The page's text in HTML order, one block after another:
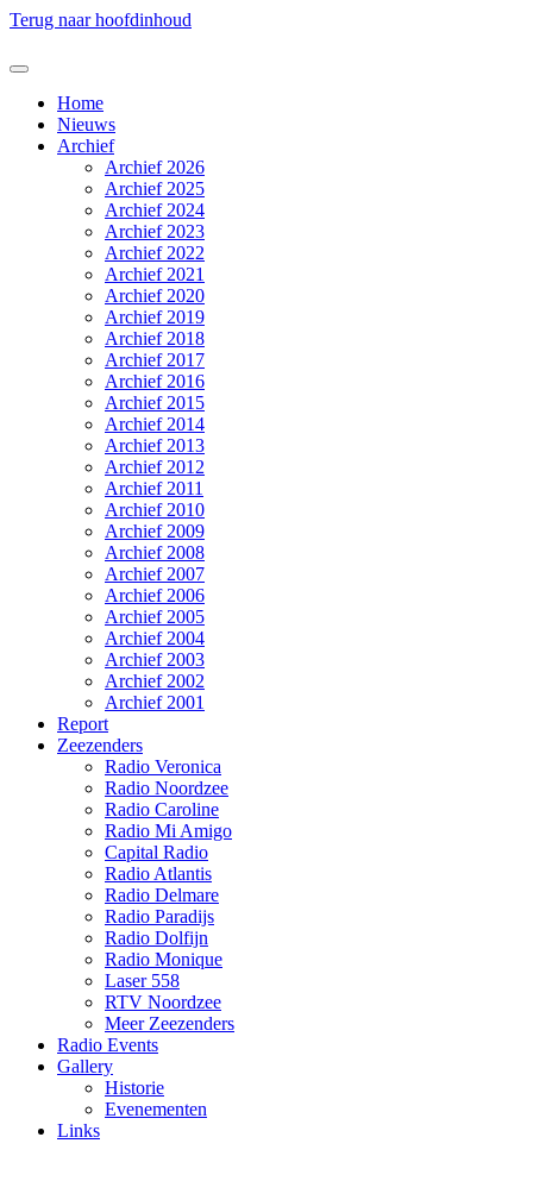
Terug naar hoofdinhoud
Home
Nieuws
Archief
Archief 2026
Archief 2025
Archief 2024
Archief 2023
Archief 2022
Archief 2021
Archief 2020
Archief 2019
Archief 2018
Archief 2017
Archief 2016
Archief 2015
Archief 2014
Archief 2013
Archief 2012
Archief 2011
Archief 2010
Archief 2009
Archief 2008
Archief 2007
Archief 2006
Archief 2005
Archief 2004
Archief 2003
Archief 2002
Archief 2001
Report
Zeezenders
Radio Veronica
Radio Noordzee
Radio Caroline
Radio Mi Amigo
Capital Radio
Radio Atlantis
Radio Delmare
Radio Paradijs
Radio Dolfijn
Radio Monique
Laser 558
RTV Noordzee
Meer Zeezenders
Radio Events
Gallery
Historie
Evenementen
Links